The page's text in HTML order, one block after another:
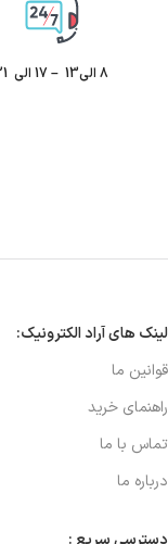
8 الی13 – 17 الی 21
لینک های آراد الکترونیک:
قوانین ما
راهنمای خرید
تماس با ما
درباره ما